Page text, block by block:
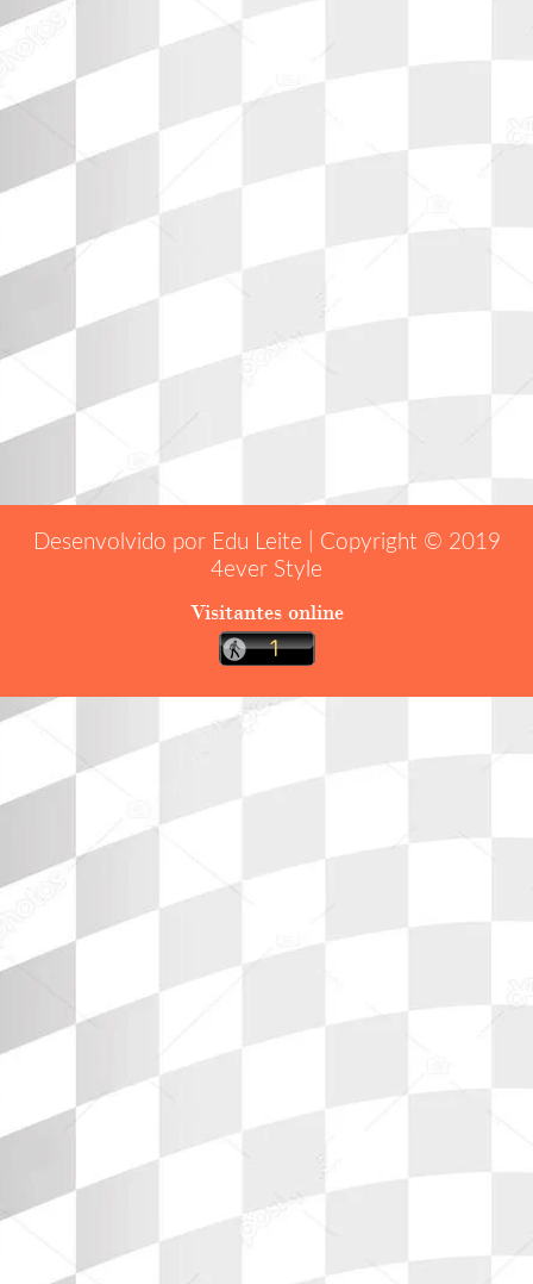
Desenvolvido por Edu Leite | Copyright © 2019
4ever Style
Visitantes online